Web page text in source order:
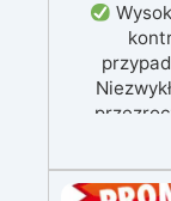
na